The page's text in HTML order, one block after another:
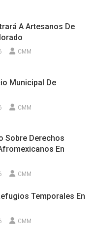
A Artesanos De
CMM
Municipal De
CMM
Sobre Derechos
En
CMM
Temporales En
CMM